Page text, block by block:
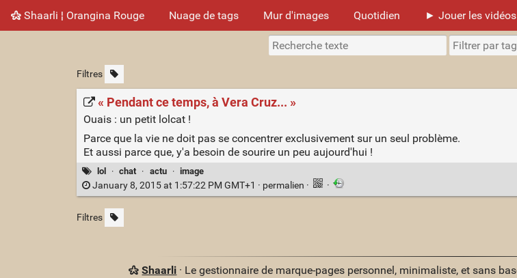
Shaarli ¦ Orangina Rouge Nuage de tags Mur d'images Quotidien ► Jouer les vidéos
Filtres
« Pendant ce temps, à Vera Cruz... »
Ouais : un petit lolcat !
Parce que la vie ne doit pas se concentrer exclusivement sur un seul problème.
Et aussi parce que, y'a besoin de sourire un peu aujourd'hui !
lol · chat · actu · image
January 8, 2015 at 1:57:22 PM GMT+1 · permalien · ·
Filtres
Shaarli · Le gestionnaire de marque-pages personnel, minimaliste, et sans